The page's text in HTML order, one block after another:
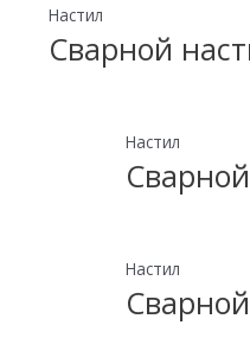
Настил
Сварной
Настил
Настил